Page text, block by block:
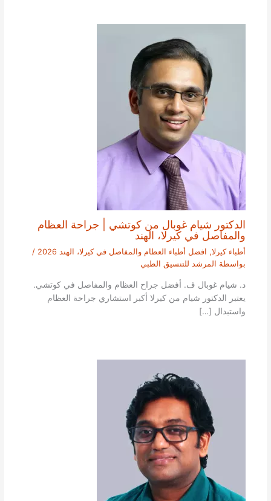
الدكتور شيام غوبال من كوتشي | جراحة العظام
والمفاصل في كيرلا، الهند
أطباء كيرلا, افضل أطباء العظام والمفاصل في كيرلا، الهند 2026
/
بواسطة المرشد للتنسيق الطبي
د. شيام غوبال ف. أفضل جراح العظام والمفاصل في كوتشي.
يعتبر الدكتور شيام من كيرلا أكبر استشاري جراحة العظام
واستبدال […]